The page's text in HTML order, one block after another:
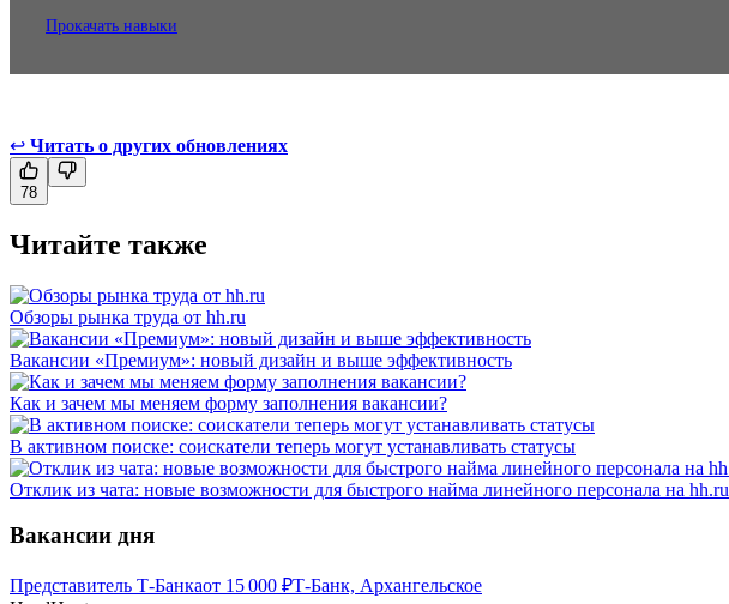
Прокачать навыки
↩ Читать о других обновлениях
78
Читайте также
Обзоры рынка труда от hh.ru
Вакансии «Премиум»: новый дизайн и выше эффективность
Как и зачем мы меняем форму заполнения вакансии?
В активном поиске: соискатели теперь могут устанавливать статусы
Отклик из чата: новые возможности для быстрого найма линейного персонала на hh.ru
Вакансии дня
Представитель Т-Банкаот 15 000 ₽Т-Банк, Архангельское